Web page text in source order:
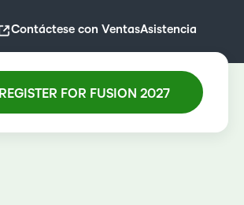
Contáctese con VentasAsistencia
REGISTER FOR FUSION 2027